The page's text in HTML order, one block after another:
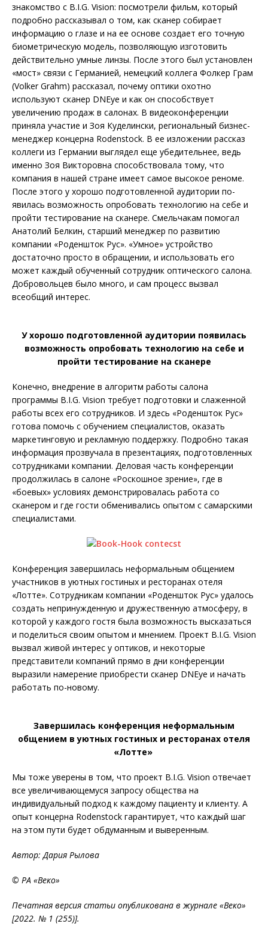
знакомство с B.I.G. Vision: посмотрели фильм, который
подробно рассказывал о том, как сканер собирает
информацию о глазе и на ее основе создает его точную
биометрическую модель, позволяющую изготовить
действительно умные линзы. После этого был установлен
«мост» связи с Германией, немецкий коллега Фолкер Грам
(Volker Grahm) рассказал, почему оптики охотно
используют сканер DNEye и как он способствует
увеличению продаж в салонах. В видео­конференции
приняла участие и Зоя Куделински, региональный бизнес-
менеджер концерна Rodenstock. В ее изложении рассказ
коллеги из Германии выглядел еще убедительнее, ведь
именно Зоя Викторовна способствовала тому, что
компания в нашей стране имеет самое высокое реноме.
После этого у хорошо подготовленной аудитории по­
явилась возможность опробовать технологию на себе и
пройти тестирование на сканере. Смельчакам помогал
Анатолий Белкин, старший менеджер по развитию
компании «Роденшток Рус». «Умное» устройство
достаточно просто в обращении, и использовать его
может каждый обученный сотрудник оптического салона.
Добровольцев было много, и сам процесс вызвал
всеобщий интерес.
У хорошо подготовленной аудитории появилась
возможность опробовать технологию на себе и
пройти тестирование на сканере
Конечно, внедрение в алгоритм работы салона
программы B.I.G. Vision требует подготовки и слаженной
работы всех его сотрудников. И здесь «Роденшток Рус»
готова помочь с обучением специалистов, оказать
маркетинговую и рекламную поддержку. Подробно такая
информация прозвучала в презентациях, подготовленных
сотрудниками компании. Деловая часть конференции
продолжилась в салоне «Роскошное зрение», где в
«боевых» условиях демонстрировалась работа со
сканером и где гости обменивались опытом с самарскими
специалистами.
Конференция завершилась неформальным общением
участников в уютных гостиных и ресторанах отеля
«Лотте». Сотрудникам компании «Роденшток Рус» удалось
создать непринужденную и дружественную атмосферу, в
которой у каждого гостя была возможность высказаться
и поделиться своим опытом и мнением. Проект B.I.G. Vision
вызвал живой интерес у оптиков, и некоторые
представители компаний прямо в дни конференции
выразили намерение приобрести сканер DNEye и начать
работать по-новому.
Завершилась конференция неформальным
общением в уютных гостиных и ресторанах отеля
«Лотте»
Мы тоже уверены в том, что проект B.I.G. Vision отвечает
все увеличивающемуся запросу общества на
индивидуальный подход к каждому пациенту и клиенту. А
опыт концерна Rodenstock гарантирует, что каждый шаг
на этом пути будет обдуманным и выверенным.
Автор: Дария Рылова
© РА «Веко»
Печатная версия статьи опубликована в журнале «Веко»
[2022. № 1 (255)].